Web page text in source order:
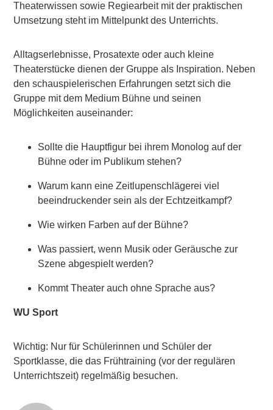
Theaterwissen sowie Regiearbeit mit der praktischen
Umsetzung steht im Mittelpunkt des Unterrichts.
Alltagserlebnisse, Prosatexte oder auch kleine
Theaterstücke dienen der Gruppe als Inspiration. Neben
den schauspielerischen Erfahrungen setzt sich die
Gruppe mit dem Medium Bühne und seinen
Möglichkeiten auseinander:
Sollte die Hauptfigur bei ihrem Monolog auf der
Bühne oder im Publikum stehen?
Warum kann eine Zeitlupenschlägerei viel
beeindruckender sein als der Echtzeitkampf?
Wie wirken Farben auf der Bühne?
Was passiert, wenn Musik oder Geräusche zur
Szene abgespielt werden?
Kommt Theater auch ohne Sprache aus?
WU Sport
Wichtig: Nur für Schülerinnen und Schüler der
Sportklasse, die das Frühtraining (vor der regulären
Unterrichtszeit) regelmäßig besuchen.